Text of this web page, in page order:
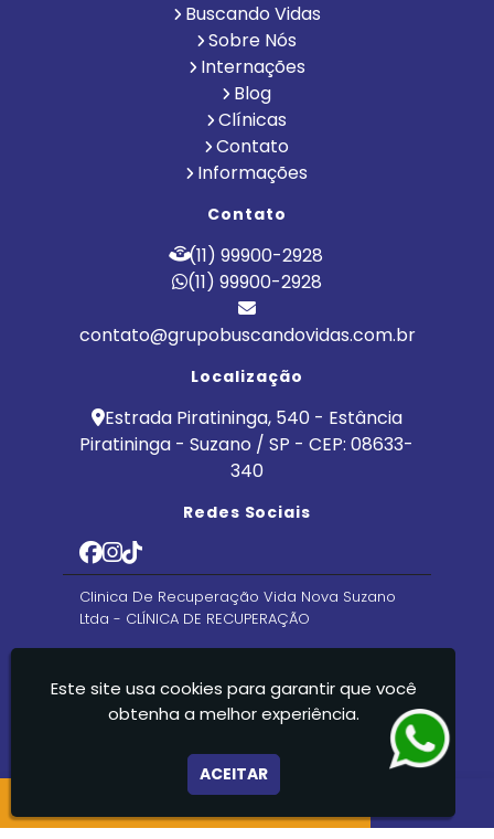
Buscando Vidas
Sobre Nós
Internações
Blog
Clínicas
Contato
Informações
Contato
(11) 99900-2928
(11) 99900-2928
contato@grupobuscandovidas.com.br
Localização
Estrada Piratininga, 540 - Estância
Piratininga - Suzano / SP - CEP: 08633-
340
Redes Sociais
Clinica De Recuperação Vida Nova Suzano
Ltda - CLÍNICA DE RECUPERAÇÃO
Este site usa cookies para garantir que você
obtenha a melhor experiência.
ACEITAR